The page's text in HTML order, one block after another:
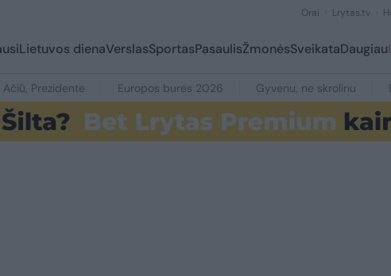
Orai Lrytas.tv
Lietuvos dienaVerslasSportasPasaulisŽmonėsSveikataDaugiau
Ačiū, Prezidente Europos burės 2026 Gyvenu, ne skrolinu